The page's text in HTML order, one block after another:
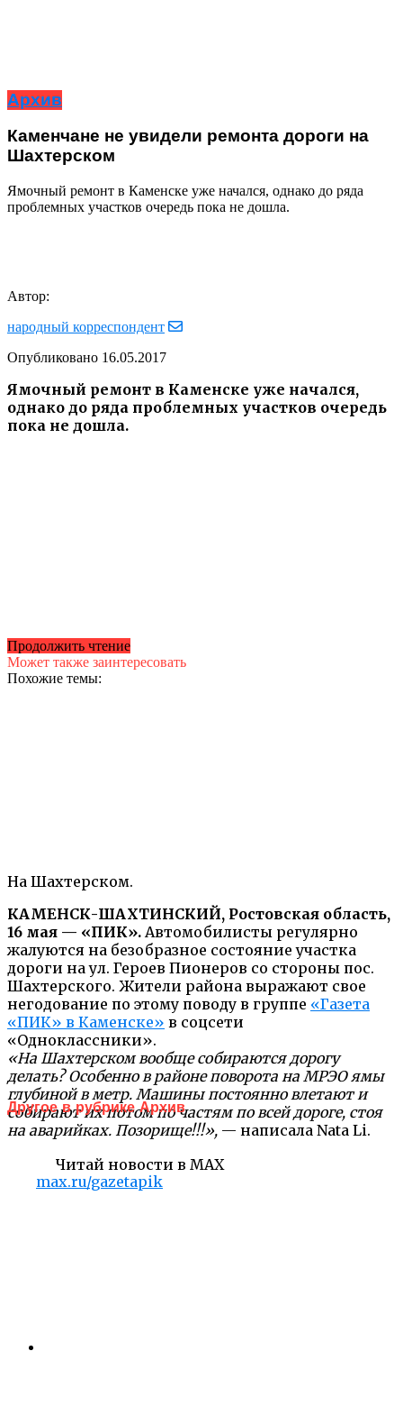
Архив
Каменчане не увидели ремонта дороги на
Шахтерском
Ямочный ремонт в Каменске уже начался, однако до ряда
проблемных участков очередь пока не дошла.
Автор:
народный корреспондент
Опубликовано 16.05.2017
Ямочный ремонт в Каменске уже начался,
однако до ряда проблемных участков очередь
пока не дошла.
На Шахтерском.
КАМЕНСК-ШАХТИНСКИЙ, Ростовская область,
16 мая — «ПИК». Автомобилисты регулярно
жалуются на безобразное состояние участка
дороги на ул. Героев Пионеров со стороны пос.
Шахтерского. Жители района выражают свое
негодование по этому поводу в группе «Газета
«ПИК» в Каменске» в соцсети
«Одноклассники».
«На Шахтерском вообще собираются дорогу
делать? Особенно в районе поворота на МРЭО ямы
глубиной в метр. Машины постоянно влетают и
собирают их потом по частям по всей дороге, стоя
на аварийках. Позорище!!!», — написала Nata Li.
Читай новости в MAX
max.ru/gazetapik
Продолжить чтение
Может также заинтересовать
Похожие темы:
Другое в рубрике Архив